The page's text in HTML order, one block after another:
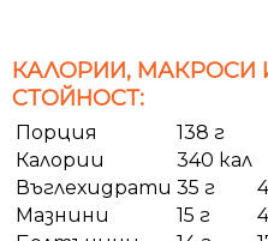
КАЛОРИИ, МАКРОСИ
СТОЙНОСТ:
Порция
138 г
Калории
340 кал
Въглехидрати 35 г
Мазнини
15 г